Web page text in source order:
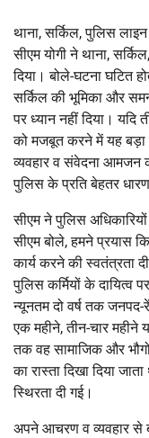
थाना, सर्किल, पुलिस
सीएम योगी ने थाना,
दिया। बोले-घटना घटित
सर्किल की भूमिका और
पर ध्यान नहीं दिया। यदि
को मजबूत करने में यह बड़ा
व्यवहार व संवेदना आमजन
पुलिस के प्रति बेहतर
सीएम ने पुलिस
सीएम बोले, हमने प्रयास
कार्य करने की स्वतंत्रता
पुलिस कर्मियों के दायित्व
न्यूनतम दो वर्ष तक
एक महीने, तीन-चार महीने
तक वह सामाजिक और
का रास्ता दिखा दिया
स्थिरता दी गई।
अपने आचरण व व्यवहार से